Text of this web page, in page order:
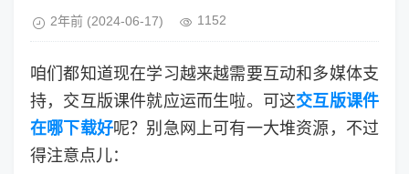
2年前 (2024-06-17) 1152
咱们都知道现在学习越来越需要互动和多媒体支
持，交互版课件就应运而生啦。可这交互版课件
在哪下载好呢？别急网上可有一大堆资源，不过
得注意点儿：